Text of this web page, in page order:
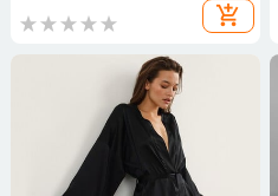
pene, halat de baie, cămașă de
noapte, haine de mireasă, lenjerie
add_shopping_cart